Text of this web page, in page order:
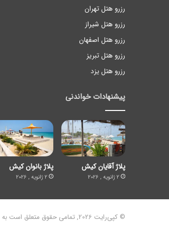
رزرو هتل تهران
رزرو هتل شیراز
رزرو هتل اصفهان
رزرو هتل تبریز
رزرو هتل یزد
پیشنهادات خواندنی
پلاژ آقایان کیش
2 ژانویه , 2026
پلاژ بانوان کیش
2 ژانویه , 2026
© کپی‌رایت 2026, تمامی حقوق متعلق است به